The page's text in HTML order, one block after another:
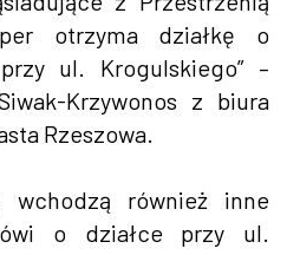
otrzyma działkę o
ul. Krogulskiego” –
Krzywonos z biura
Rzeszowa.
wchodzą również inne
o działce przy ul.